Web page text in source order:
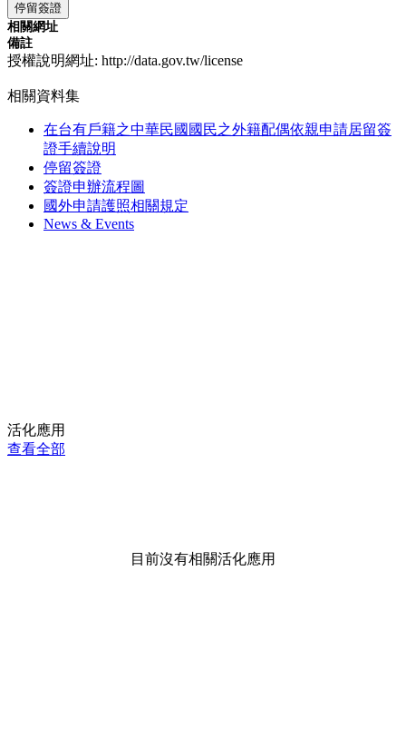
停留簽證
相關網址
備註
授權說明網址: http://data.gov.tw/license
相關資料集
在台有戶籍之中華民國國民之外籍配偶依親申請居留簽
證手續說明
停留簽證
簽證申辦流程圖
國外申請護照相關規定
News & Events
活化應用
查看全部
目前沒有相關活化應用